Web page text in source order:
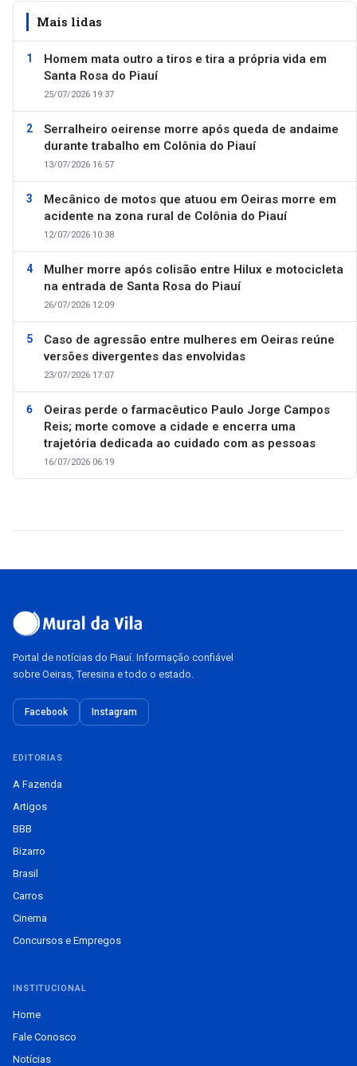
Mais lidas
Homem mata outro a tiros e tira a própria vida em
Santa Rosa do Piauí
25/07/2026 19:37
Serralheiro oeirense morre após queda de andaime
durante trabalho em Colônia do Piauí
13/07/2026 16:57
Mecânico de motos que atuou em Oeiras morre em
acidente na zona rural de Colônia do Piauí
12/07/2026 10:38
Mulher morre após colisão entre Hilux e motocicleta
na entrada de Santa Rosa do Piauí
26/07/2026 12:09
Caso de agressão entre mulheres em Oeiras reúne
versões divergentes das envolvidas
23/07/2026 17:07
Oeiras perde o farmacêutico Paulo Jorge Campos
Reis; morte comove a cidade e encerra uma
trajetória dedicada ao cuidado com as pessoas
16/07/2026 06:19
Portal de notícias do Piauí. Informação confiável
sobre Oeiras, Teresina e todo o estado.
Facebook Instagram
EDITORIAS
A Fazenda
Artigos
BBB
Bizarro
Brasil
Carros
Cinema
Concursos e Empregos
INSTITUCIONAL
Home
Fale Conosco
Notícias